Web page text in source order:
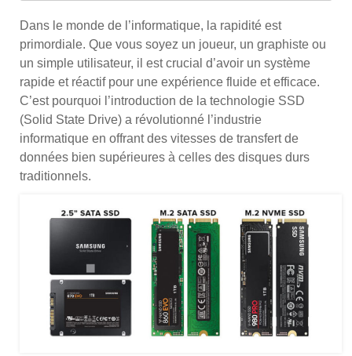
Dans le monde de l’informatique, la rapidité est
primordiale. Que vous soyez un joueur, un graphiste ou
un simple utilisateur, il est crucial d’avoir un système
rapide et réactif pour une expérience fluide et efficace.
C’est pourquoi l’introduction de la technologie SSD
(Solid State Drive) a révolutionné l’industrie
informatique en offrant des vitesses de transfert de
données bien supérieures à celles des disques durs
traditionnels.